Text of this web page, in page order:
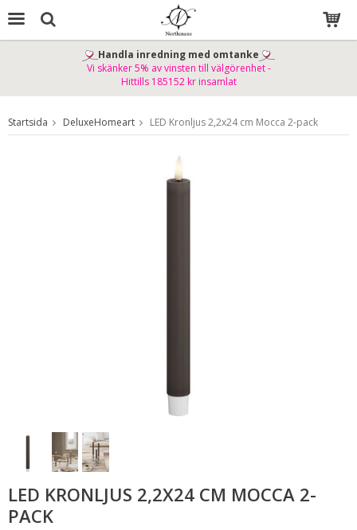
Produkten har blivit tillagd i varukorgen
Handla inredning med omtanke
Vi skänker 5% av vinsten till välgörenhet -
Hittills 185152 kr insamlat
Startsida DeluxeHomeart LED Kronljus 2,2x24 cm Mocca 2-pack
LED KRONLJUS 2,2X24 CM MOCCA 2-
PACK